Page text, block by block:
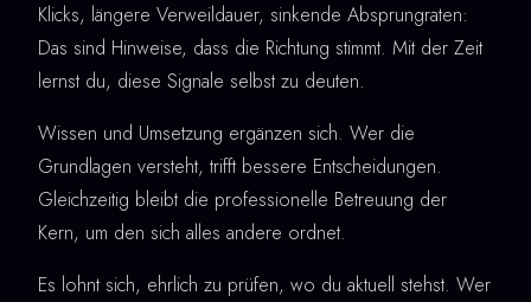
Klicks, längere Verweildauer, sinkende Absprungraten:
Das sind Hinweise, dass die Richtung stimmt. Mit der Zeit
lernst du, diese Signale selbst zu deuten.
Wissen und Umsetzung ergänzen sich. Wer die
Grundlagen versteht, trifft bessere Entscheidungen.
Gleichzeitig bleibt die professionelle Betreuung der
Kern, um den sich alles andere ordnet.
Es lohnt sich, ehrlich zu prüfen, wo du aktuell stehst. Wer